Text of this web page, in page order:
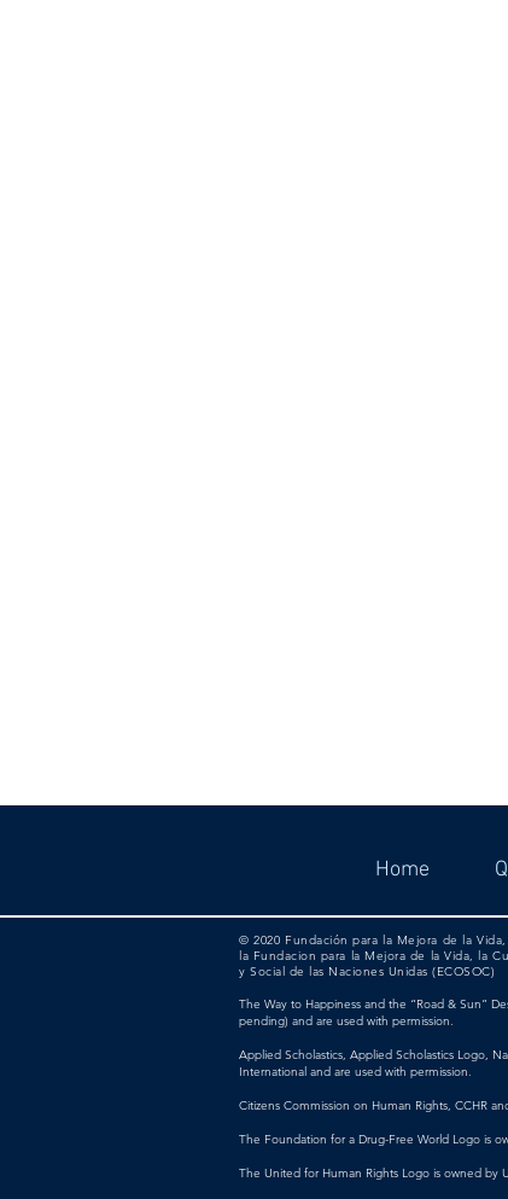
Home
© 2020 Fundación para la Mejora de la
la Fundacion para la Mejora de la Vida, la
y Social de las Naciones Unidas (ECOSOC)
The Way to Happiness and the “Road & Sun”
pending) and are used with permission.
Applied Scholastics, Applied Scholastics Logo,
International and are used with permission.
Citizens Commission on Human Rights, CCHR
The Foundation for a Drug-Free World Logo is
The United for Human Rights Logo is owned by